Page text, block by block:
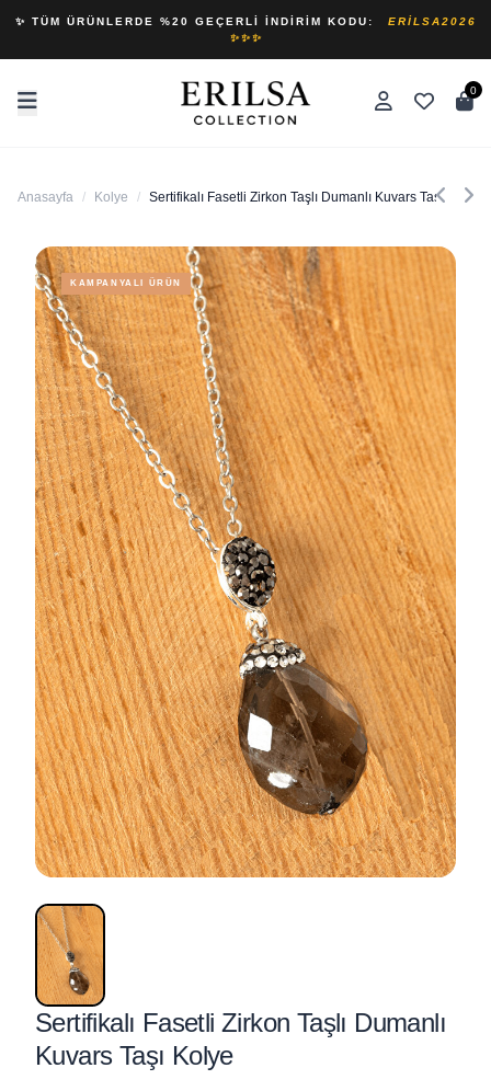
✨ TÜM ÜRÜNLERDE %20 GEÇERLI İNDIRIM KODU:
ERILSA2026
✨✨✨
0
Anasayfa / Kolye / Sertifikalı Fasetli Zirkon Taşlı Dumanlı Kuvars Taşı Kolye
KAMPANYALI ÜRÜN
Sertifikalı Fasetli Zirkon Taşlı Dumanlı
Kuvars Taşı Kolye